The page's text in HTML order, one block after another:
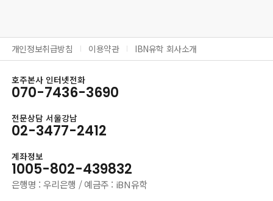
개인정보취급방침 이용약관 IBN유학 회사소개
호주본사 인터넷전화
070-7436-3690
전문상담 서울강남
02-3477-2412
계좌정보
1005-802-439832
은행명 : 우리은행 / 예금주 : iBN유학